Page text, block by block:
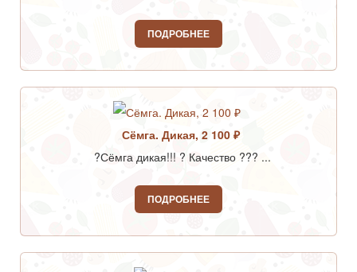
ПОДРОБНЕЕ
Сёмга. Дикая, 2 100 ₽
?Сёмга дикая!!! ? Качество ??? ...
ПОДРОБНЕЕ